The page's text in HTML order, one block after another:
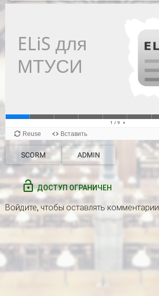
SCORM ADMIN
ДОСТУП ОГРАНИЧЕН
Войдите, чтобы оставлять комментарии